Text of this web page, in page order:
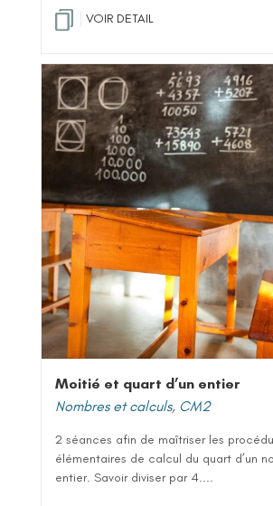
VOIR DETAIL
Moitié et quart d’un entier
Nombres et calculs, CM2
2 séances afin de maîtriser les
élémentaires de calcul du quart d’un
entier. Savoir diviser par 4....